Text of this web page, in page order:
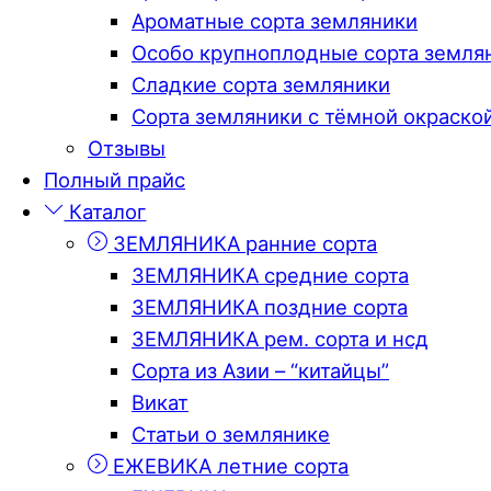
Ароматные сорта земляники
Особо крупноплодные сорта
Сладкие сорта земляники
Сорта земляники с тёмной
Отзывы
Полный прайс
Каталог
ЗЕМЛЯНИКА ранние сорта
ЗЕМЛЯНИКА средние сорта
ЗЕМЛЯНИКА поздние сорта
ЗЕМЛЯНИКА рем. сорта и нсд
Сорта из Азии – “китайцы”
Викат
Статьи о землянике
ЕЖЕВИКА летние сорта